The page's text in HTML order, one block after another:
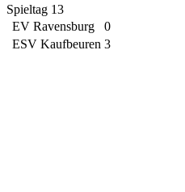
Spieltag 13
EV Ravensburg
0
ESV Kaufbeuren 3